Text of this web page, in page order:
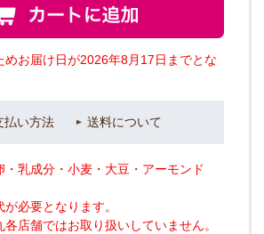
めお届け日が2026年8月17日までとな
払い方法 送料について
・乳成分・小麦・大豆・アーモンド
必要となります。
店舗ではお取り扱いしていません。